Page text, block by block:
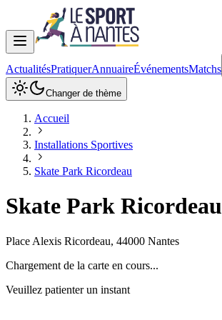
ActualitésPratiquerAnnuaireÉvénementsMatchs
Changer de thème
Accueil
Installations Sportives
Skate Park Ricordeau
Skate Park Ricordeau
Place Alexis Ricordeau, 44000 Nantes
Chargement de la carte en cours...
Veuillez patienter un instant